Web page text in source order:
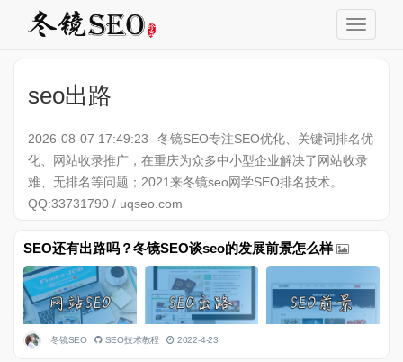
seo出路
2026-08-07 17:49:23
冬镜SEO专注SEO优化、关键词排名优
化、网站收录推广，在重庆为众多中小型企业解决了网站收录
难、无排名等问题；2021来冬镜seo网学SEO排名技术。
QQ:33731790 / uqseo.com
SEO还有出路吗？冬镜SEO谈seo的发展前景怎么样
冬镜SEO SEO技术教程 2022-4-23